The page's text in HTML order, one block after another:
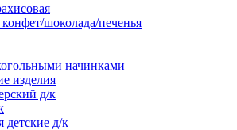
шоколада/печенья
начинками
изделия
д/к
детские д/к